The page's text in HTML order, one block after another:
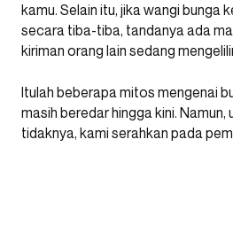
kamu. Selain itu, jika wangi bunga
secara tiba-tiba, tandanya ada
kiriman orang lain sedang
Itulah beberapa mitos mengenai
masih beredar hingga kini.
tidaknya, kami serahkan pada